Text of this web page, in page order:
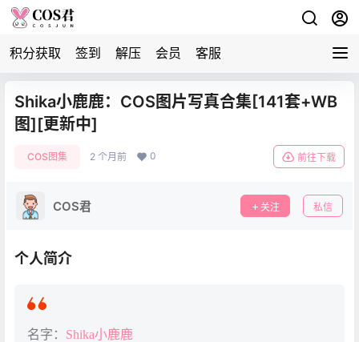
积分获取 签到 解压 会员 客服
Shika小鹿鹿：COS图片写真合集[141套+WB
图][更新中]
COS图集 2 个月前 0 前往下载
COS君 关注 私信
个人简介
名字： Shika小鹿鹿